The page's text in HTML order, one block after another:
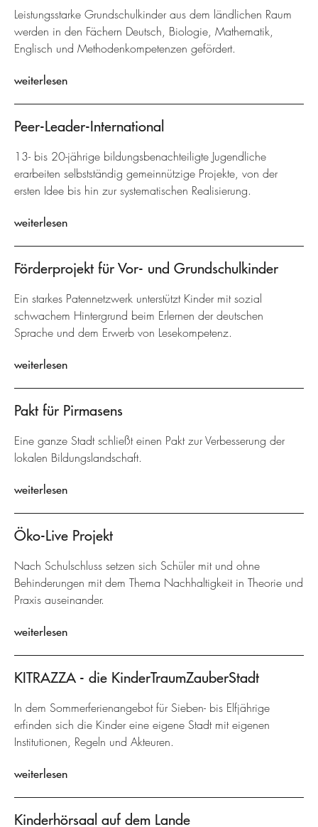
Leistungsstarke Grundschulkinder aus dem ländlichen Raum
werden in den Fächern Deutsch, Biologie, Mathematik,
Englisch und Methodenkompetenzen gefördert.
weiterlesen
Peer-Leader-International
13- bis 20-jährige bildungsbenachteiligte Jugendliche
erarbeiten selbstständig gemeinnützige Projekte, von der
ersten Idee bis hin zur systematischen Realisierung.
weiterlesen
Förderprojekt für Vor- und Grundschulkinder
Ein starkes Patennetzwerk unterstützt Kinder mit sozial
schwachem Hintergrund beim Erlernen der deutschen
Sprache und dem Erwerb von Lesekompetenz.
weiterlesen
Pakt für Pirmasens
Eine ganze Stadt schließt einen Pakt zur Verbesserung der
lokalen Bildungslandschaft.
weiterlesen
Öko-Live Projekt
Nach Schulschluss setzen sich Schüler mit und ohne
Behinderungen mit dem Thema Nachhaltigkeit in Theorie und
Praxis auseinander.
weiterlesen
KITRAZZA - die KinderTraumZauberStadt
In dem Sommerferienangebot für Sieben- bis Elfjährige
erfinden sich die Kinder eine eigene Stadt mit eigenen
Institutionen, Regeln und Akteuren.
weiterlesen
Kinderhörsaal auf dem Lande